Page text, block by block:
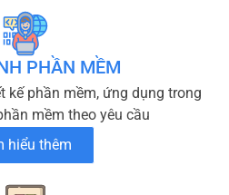
PHẦN MỀM
kế phần mềm, ứng dụng trong
mềm theo yêu cầu
hiểu thêm